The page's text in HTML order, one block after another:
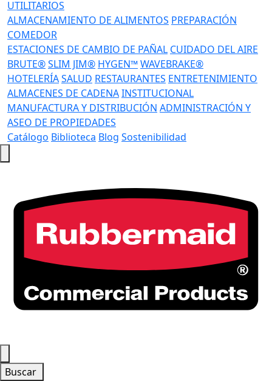
UTILITARIOS
ALMACENAMIENTO DE ALIMENTOS PREPARACIÓN
COMEDOR
ESTACIONES DE CAMBIO DE PAÑAL CUIDADO DEL AIRE
BRUTE®SLIM JIM® HYGEN™WAVEBRAKE®
HOTELERÍASALUD RESTAURANTES ENTRETENIMIENTO
ALMACENES DE CADENAINSTITUCIONAL
MANUFACTURA Y DISTRIBUCIÓN ADMINISTRACIÓN Y
ASEO DE PROPIEDADES
Catálogo Biblioteca Blog Sostenibilidad
Buscar